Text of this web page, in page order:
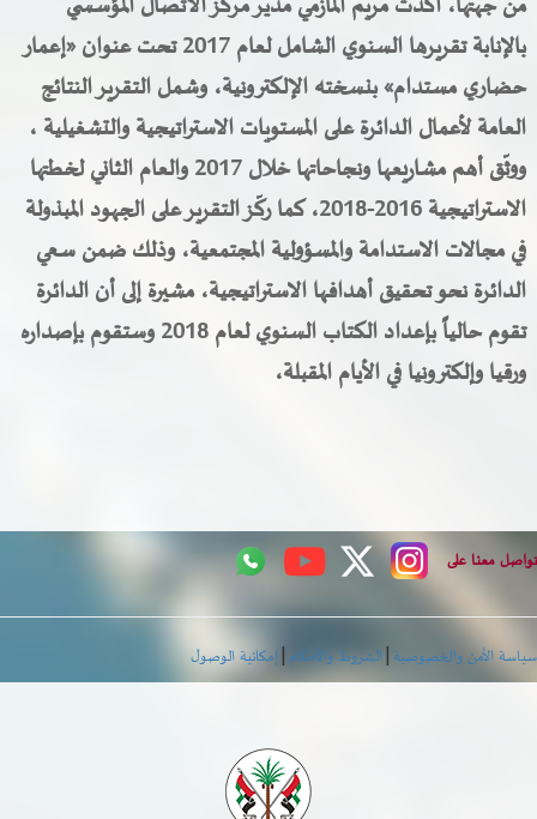
بالإنابة تقريرها السنوي الشامل لعام 2017 تحت عنوان «إعمار
حضاري مستدام» بنسخته الإلكترونية، وشمل التقرير النتائج
العامة لأعمال الدائرة على المستويات الاستراتيجية والتشغيلية ،
ووثّق أهم مشاريعها ونجاحاتها خلال 2017 والعام الثاني لخطتها
الاستراتيجية 2016-2018، كما ركّز التقرير على الجهود المبذولة
في مجالات الاستدامة والمسؤولية المجتمعية، وذلك ضمن سعي
الدائرة نحو تحقيق أهدافها الاستراتيجية، مشيرة إلى أن الدائرة
تقوم حالياً
بإعداد الكتاب السنوي لعام 2018 وستقوم بإصداره
ورقيا وإلكترونيا في الأيام المقبلة،
معنا على
الأمن والخصوصية| الشروط والأحكام| إمكانية الوصول